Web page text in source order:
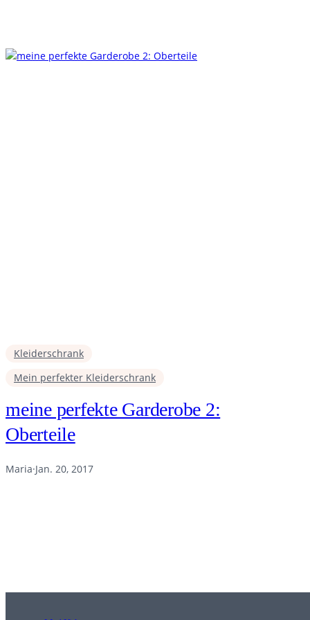
Kleiderschrank
Mein perfekter Kleiderschrank
meine perfekte Garderobe 2:
Oberteile
Maria·Jan. 20, 2017